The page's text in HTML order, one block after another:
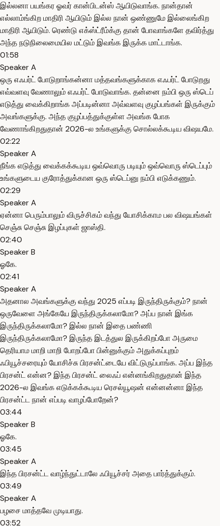
இல்லனா பயங்கர ஓவர் கான்பிடன்ஸ் ஆயிடுவாங்க. நான்தான்
எல்லாம்ங்கிற மாதிரி ஆயிடும் இல்ல நான் ஒண்ணுமே இல்லைங்கிற
மாதிரி ஆயிடும். ரெண்டு எக்ஸ்ட்ரீம்க்கு தான் போவாங்களே தவிர்த்து
அந்த நடுநிலைமையில மட்டும் இவங்க இருக்க மாட்டாங்க.
01:58
Speaker A
ஒரு எஃபர்ட் போடுறாங்கன்னா மத்தவங்களுக்காக எஃபர்ட் போடுறது
எவ்வளவு வேணாலும் எஃபர்ட் போடுவாங்க. தன்னை நம்பி ஒரு ஸ்டெப்
எடுத்து வைக்கிறாங்க அப்படின்னா அவ்வளவு குழப்பங்கள் இருக்கும்
அவங்களுக்கு. அந்த குழப்பத்துக்குள்ள அவங்க போக
வேணாங்கிறதுதான் 2026-ல உங்களுக்கு சொல்லக்கூடிய விஷயமே.
02:22
Speaker A
நீங்க எடுத்து வைக்கக்கூடிய ஒவ்வொரு படியும் ஒவ்வொரு ஸ்டெப்பும்
உங்களுடைய குரோத்துக்கான ஒரு ஸ்டெப்னு நம்பி எடுக்கணும்.
02:29
Speaker A
ஏன்னா பெரும்பாலும் விருச்சிகம் வந்து யோசிக்காம பல விஷயங்கள்
செஞ்சு செஞ்சு இழப்புகள் ஜாஸ்தி.
02:40
Speaker B
ஓகே.
02:41
Speaker A
அதனால அவங்களுக்கு வந்து 2025 எப்படி இருந்திருக்கும்? நான்
ஒருவேளை அங்கேயே இருந்திருக்கலாமோ? அப்ப நான் இங்க
இருந்திருக்கலாமோ? இல்ல நான் இதை பண்ணி
இருந்திருக்கலாமோ? இருந்த இடத்துல இருக்கிறப்போ அருமை
தெரியாம மாறி மாறி போறப்போ பின்னுக்கும் அதுக்கப்புறம்
ஃபியூச்சரையும் யோசிச்சு பிரசன்ட்டையே விட்டுருப்பாங்க. அப்ப இந்த
பிரசன்ட் என்ன? இந்த பிரசன்ட் லைஃப் என்னங்கிறதுதான் இந்த
2026-ல இவங்க எடுக்கக்கூடிய ரெசல்யூஷன் என்னன்னா இந்த
பிரசன்ட்ட நான் எப்படி வாழப்போறேன்?
03:44
Speaker B
ஓகே.
03:45
Speaker A
இந்த பிரசன்ட்ட வாழ்ந்துட்டாலே ஃபியூச்சர் அதை பார்த்துக்கும்.
03:49
Speaker A
பழசை மாத்தவே முடியாது.
03:52